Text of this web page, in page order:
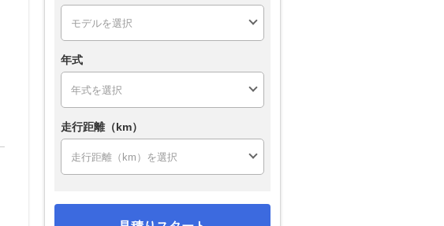
年式
走行距離（km）